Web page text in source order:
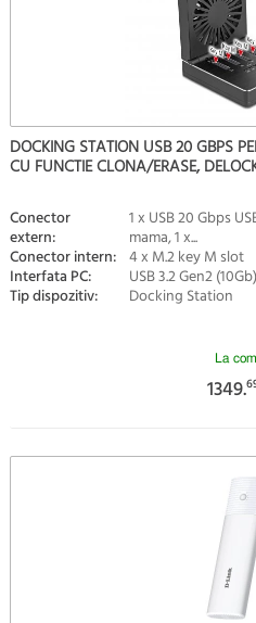
DOCKING STATION USB 20 GBPS
CU FUNCTIE CLONA/ERASE,
Conector
extern:
1 x USB 20 Gbps
mama, 1 x...
Conector intern: 4 x M.2 key M slot
Interfata PC: USB 3.2 Gen2
Tip dispozitiv: Docking Station
La
1349.